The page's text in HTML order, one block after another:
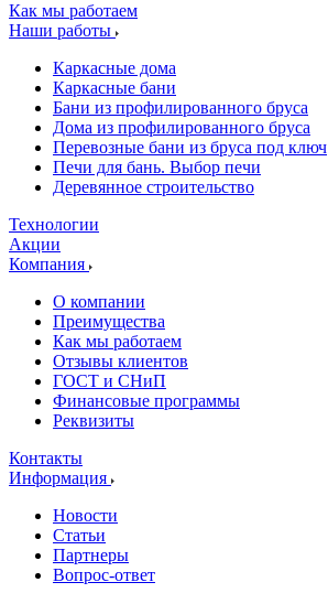
Как мы работаем
Наши работы
Каркасные дома
Каркасные бани
Бани из профилированного бруса
Дома из профилированного бруса
Перевозные бани из бруса под ключ
Печи для бань. Выбор печи
Деревянное строительство
Технологии
Акции
Компания
О компании
Преимущества
Как мы работаем
Отзывы клиентов
ГОСТ и СНиП
Финансовые программы
Реквизиты
Контакты
Информация
Новости
Статьи
Партнеры
Вопрос-ответ